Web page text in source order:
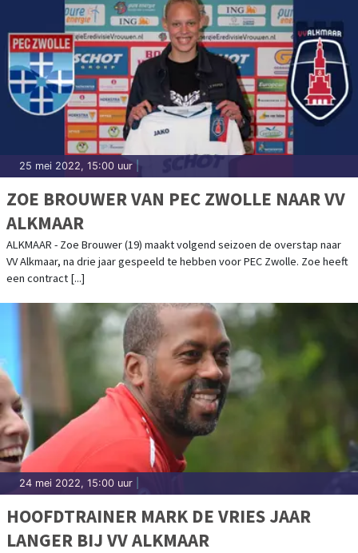
25 mei 2022, 15:00 uur
ZOE BROUWER VAN PEC ZWOLLE NAAR VV
ALKMAAR
ALKMAAR - Zoe Brouwer (19) maakt volgend seizoen de overstap naar
VV Alkmaar, na drie jaar gespeeld te hebben voor PEC Zwolle. Zoe heeft
een contract [...]
24 mei 2022, 15:00 uur
HOOFDTRAINER MARK DE VRIES JAAR
LANGER BIJ VV ALKMAAR